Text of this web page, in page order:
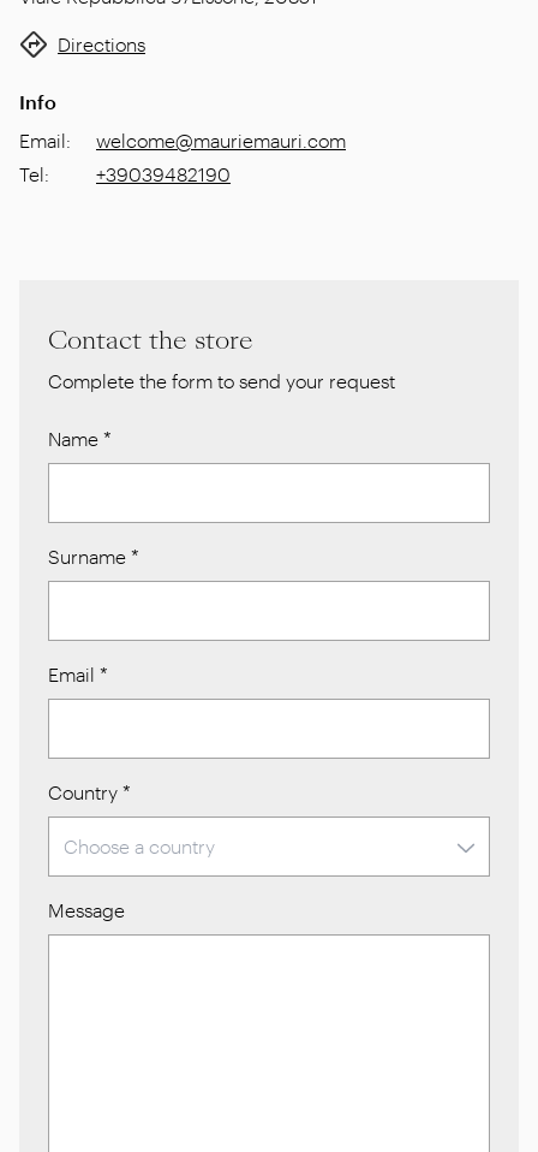
Directions
Info
Email:
welcome@mauriemauri.com
Tel: +39039482190
Contact the store
Complete the form to send your request
Name *
Surname *
Email *
Country *
Message